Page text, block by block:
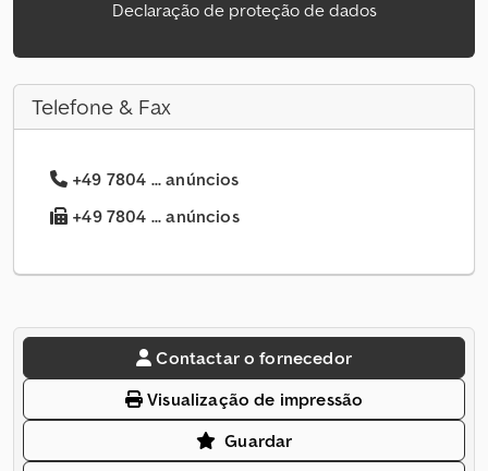
Declaração de proteção de dados
Telefone & Fax
+49 7804 ... anúncios
+49 7804 ... anúncios
Contactar o fornecedor
Visualização de impressão
Guardar